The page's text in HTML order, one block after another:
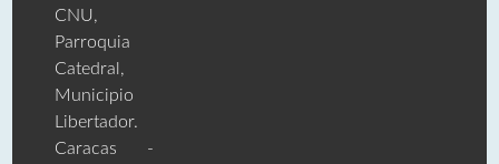
CNU,
Parroquia
Catedral,
Municipio
Libertador.
Caracas -